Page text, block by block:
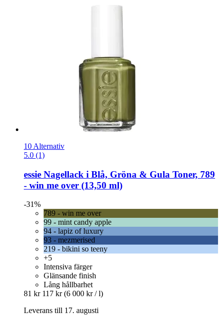
10 Alternativ
5.0 (1)
essie Nagellack i Blå, Gröna & Gula Toner, 789
-​ win me over (13,50 ml)
-31%
789 - win me over
99 - mint candy apple
94 - lapiz of luxury
93 - mezmerised
219 - bikini so teeny
+5
Intensiva färger
Glänsande finish
Lång hållbarhet
81 kr 117 kr (6 000 kr / l)
Leverans till 17. augusti